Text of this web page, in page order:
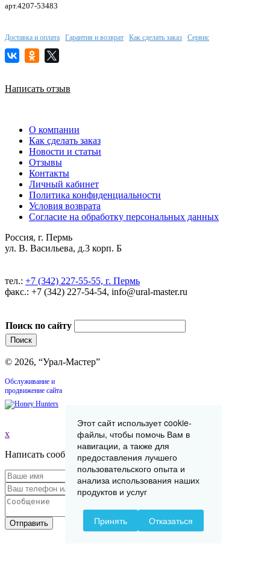
арт.4207-53483
Доставка и оплата Гарантия и возврат Как сделать заказ Сервис
Написать отзыв
О компании
Как сделать заказ
Новости и статьи
Отзывы
Контакты
Личный кабинет
Политика конфиденциальности
Условия возврата
Согласие на обработку персональных данных
Россия, г. Пермь
ул. В. Васильева, д.3 корп. Б
тел.: +7 (342) 227-55-55, г. Пермь
факс.: +7 (342) 227-54-54, info@ural-master.ru
Поиск по сайту
© 2026, “Урал-Мастер”
Обслуживание и
продвижение сайта
x
Написать сообщение
Отправить
Этот сайт использует cookie-
файлы, чтобы помочь Вам в
навигации, а также для
предоставления лучшего
пользовательского опыта и
анализа использования наших
продуктов и услуг
Принять Отказаться